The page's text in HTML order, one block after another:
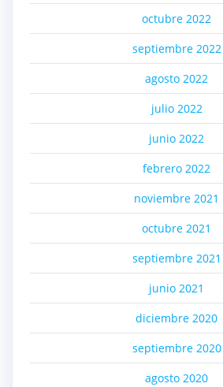
octubre 2022
septiembre 2022
agosto 2022
julio 2022
junio 2022
febrero 2022
noviembre 2021
octubre 2021
septiembre 2021
junio 2021
diciembre 2020
septiembre 2020
agosto 2020